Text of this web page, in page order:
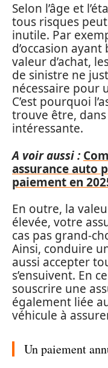
Selon l’âge et
tous risques
inutile. Par
d’occasion
valeur d’achat,
de sinistre ne
nécessaire pour
C’est pourquoi
trouve être,
intéressante.
A voir aussi :
assurance auto
paiement en
En outre, la
élevée, votre
cas pas grand-
Ainsi, conduire
aussi accepter
s’ensuivent. En
souscrire une
également liée
véhicule à
Un paiement